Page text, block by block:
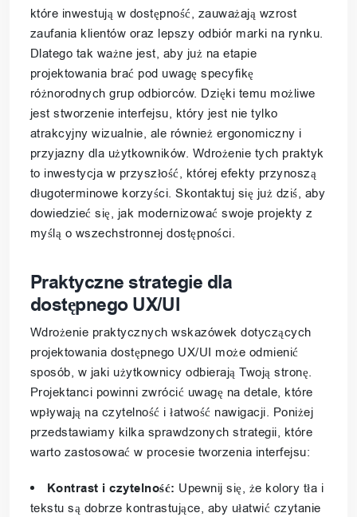
które inwestują w dostępność, zauważają wzrost
zaufania klientów oraz lepszy odbiór marki na rynku.
Dlatego tak ważne jest, aby już na etapie
projektowania brać pod uwagę specyfikę
różnorodnych grup odbiorców. Dzięki temu możliwe
jest stworzenie interfejsu, który jest nie tylko
atrakcyjny wizualnie, ale również ergonomiczny i
przyjazny dla użytkowników. Wdrożenie tych praktyk
to inwestycja w przyszłość, której efekty przynoszą
długoterminowe korzyści. Skontaktuj się już dziś, aby
dowiedzieć się, jak modernizować swoje projekty z
myślą o wszechstronnej dostępności.
Praktyczne strategie dla
dostępnego UX/UI
Wdrożenie praktycznych wskazówek dotyczących
projektowania dostępnego UX/UI może odmienić
sposób, w jaki użytkownicy odbierają Twoją stronę.
Projektanci powinni zwrócić uwagę na detale, które
wpływają na czytelność i łatwość nawigacji. Poniżej
przedstawiamy kilka sprawdzonych strategii, które
warto zastosować w procesie tworzenia interfejsu:
Kontrast i czytelność: Upewnij się, że kolory tła i
tekstu są dobrze kontrastujące, aby ułatwić czytanie